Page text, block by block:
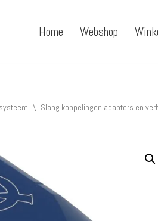
Home Webshop
\ Slang koppelingen adapters en